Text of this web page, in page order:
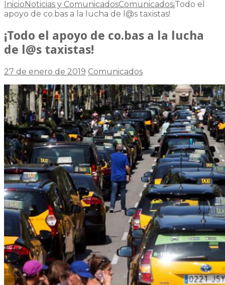
InicioNoticias y ComunicadosComunicados¡Todo el
apoyo de co.bas a la lucha de l@s taxistas!
¡Todo el apoyo de co.bas a la lucha
de l@s taxistas!
27 de enero de 2019 Comunicados